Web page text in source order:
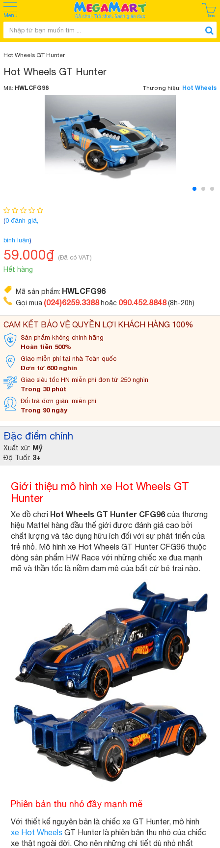
Menu
Hot Wheels GT Hunter
Hot Wheels GT Hunter
Mã: HWLCFG96 Thương hiệu: Hot Wheels
Đặc điểm chính
Xuất xứ: Mỹ
Độ Tuổi: 3+
(0 đánh giá,
bình luận)
59.000₫ (Đã có VAT)
Hết hàng
CAM KẾT BẢO VỆ QUYỀN LỢI KHÁCH HÀNG 100%
Sản phẩm không chính hãng
Hoàn tiền 500%
Giao miễn phí tại nhà Toàn quốc
Đơn từ 600 nghìn
Giao siêu tốc HN miễn phí đơn từ 250 nghìn
Trong 30 phút
Đổi trả đơn giản, miễn phí
Trong 90 ngày
Mã sản phẩm: HWLCFG96
Gọi mua (024)6259.3388 hoặc 090.452.8848(8h-20h)
Giới thiệu mô hình xe Hot Wheels GT
Hunter
Xe đồ chơi Hot Wheels GT Hunter CFG96của thương
hiệu Mattel hàng đầu thế giới được đánh giá cao bởi
chất lượng và tác dụng hữu ích đối với sự phát triển của
trẻ nhỏ. Mô hình xe Hot Wheels GT Hunter CFG96 thuộc
dòng sản phẩm HW Race với những chiếc xe đua mạnh
mẽ và thần tốc là niềm đam mê của bất cứ bé trai nào.
Phiên bản thu nhỏ đầy mạnh mẽ
Với thiết kế nguyên bản là chiếc xe GT Hunter, mô hình
xe Hot Wheels GT Hunter là phiên bản thu nhỏ của chiếc
xe thật ngoài đời. Cho nên những chi tiết dù nhỏ nhất